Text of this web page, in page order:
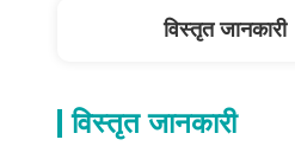
विस्तृत जानकारी
विस्तृत जानकारी